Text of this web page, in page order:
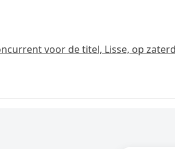
voor de titel, Lisse, op